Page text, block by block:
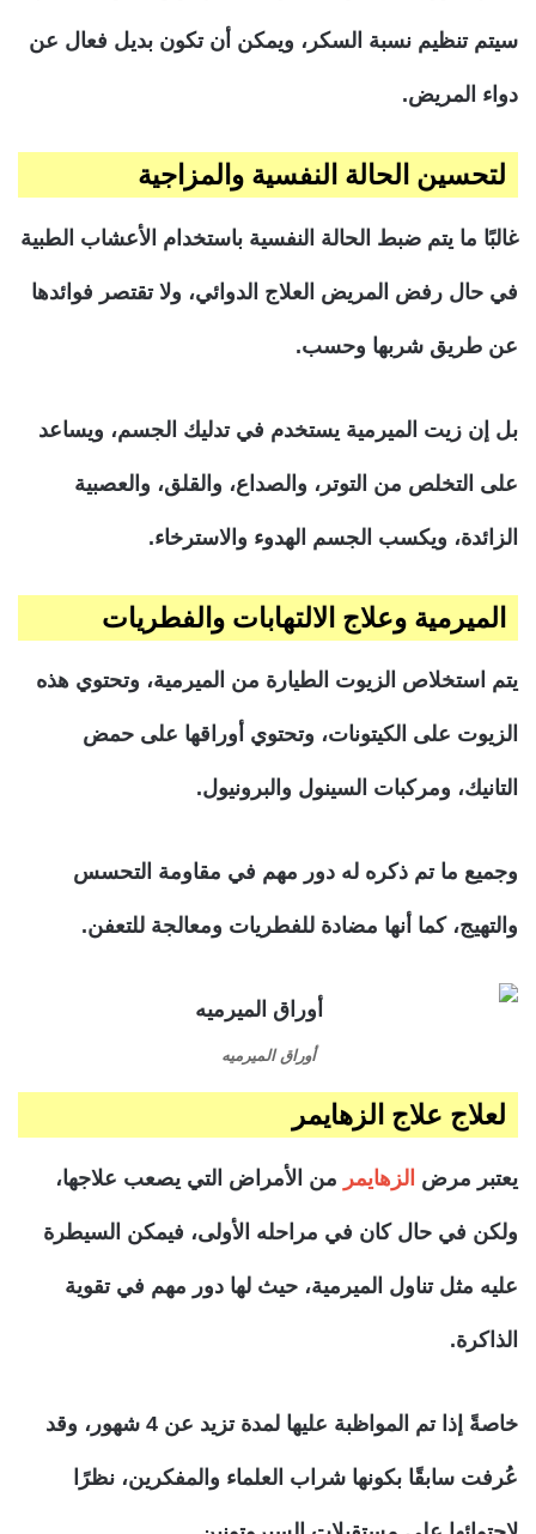
سيتم تنظيم نسبة السكر، ويمكن أن تكون بديل فعال عن
دواء المريض.
لتحسين الحالة النفسية والمزاجية
غالبًا ما يتم ضبط الحالة النفسية باستخدام الأعشاب الطبية
في حال رفض المريض العلاج الدوائي، ولا تقتصر فوائدها
عن طريق شربها وحسب.
بل إن زيت الميرمية يستخدم في تدليك الجسم، ويساعد
على التخلص من التوتر، والصداع، والقلق، والعصبية
الزائدة، ويكسب الجسم الهدوء والاسترخاء.
الميرمية وعلاج الالتهابات والفطريات
يتم استخلاص الزيوت الطيارة من الميرمية، وتحتوي هذه
الزيوت على الكيتونات، وتحتوي أوراقها على حمض
التانيك، ومركبات السينول والبرونيول.
وجميع ما تم ذكره له دور مهم في مقاومة التحسس
والتهيج، كما أنها مضادة للفطريات ومعالجة للتعفن.
أوراق الميرميه
لعلاج علاج الزهايمر
يعتبر مرض الزهايمر من الأمراض التي يصعب علاجها،
ولكن في حال كان في مراحله الأولى، فيمكن السيطرة
عليه مثل تناول الميرمية، حيث لها دور مهم في تقوية
الذاكرة.
خاصةً إذا تم المواظبة عليها لمدة تزيد عن 4 شهور، وقد
عُرفت سابقًا بكونها شراب العلماء والمفكرين، نظرًا